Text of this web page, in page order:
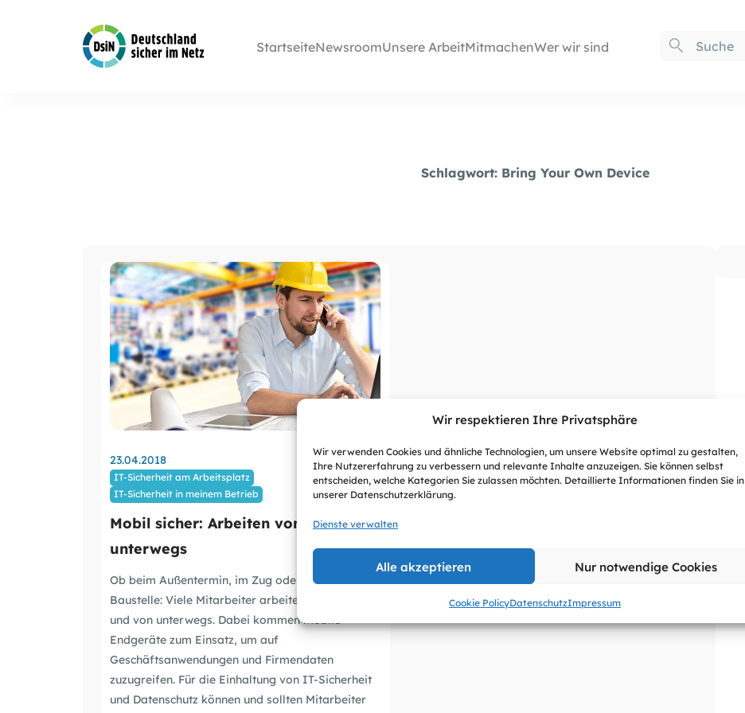
Wir respektieren Ihre Privatsphäre
Wir verwenden Cookies und ähnliche Technologien, um unsere Website optimal zu gestalten,
Ihre Nutzererfahrung zu verbessern und relevante Inhalte anzuzeigen. Sie können selbst
entscheiden, welche Kategorien Sie zulassen möchten. Detaillierte Informationen finden Sie in
unserer Datenschutzerklärung.
Dienste verwalten
Alle akzeptieren Nur notwendige Cookies
Cookie PolicyDatenschutzImpressum
StartseiteNewsroomUnsere ArbeitMitmachenWer wir sind
Schlagwort: Bring Your Own Device
23.04.2018
IT-Sicherheit am Arbeitsplatz
IT-Sicherheit in meinem Betrieb
Mobil sicher: Arbeiten von
unterwegs
Ob beim Außentermin, im Zug oder auf der
Baustelle: Viele Mitarbeiter arbeiten heute mobil
und von unterwegs. Dabei kommen mobile
Endgeräte zum Einsatz, um auf
Geschäftsanwendungen und Firmendaten
zuzugreifen. Für die Einhaltung von IT-Sicherheit
und Datenschutz können und sollten Mitarbeiter